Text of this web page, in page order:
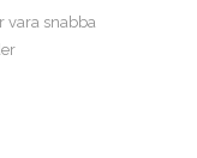
vara snabba